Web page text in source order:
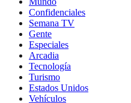
Confidenciales
Semana TV
Gente
Especiales
Arcadia
Tecnología
Turismo
Estados Unidos
Vehículos